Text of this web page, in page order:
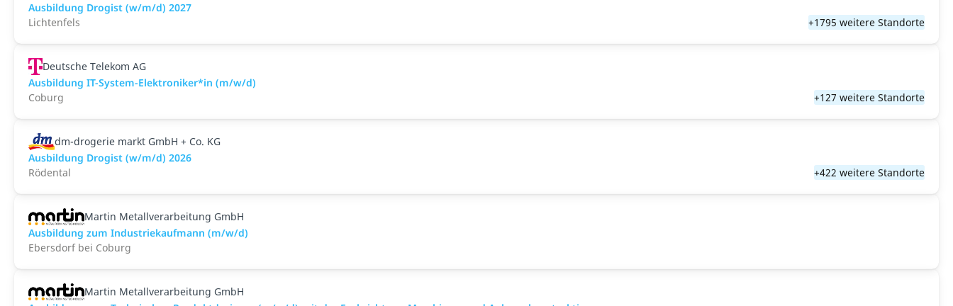
Ausbildung Drogist (w/m/d) 2027
Lichtenfels
+1795 weitere Standorte
Deutsche Telekom AG
Ausbildung IT-System-Elektroniker*in (m/w/d)
Coburg
+127 weitere Standorte
dm-drogerie markt GmbH + Co. KG
Ausbildung Drogist (w/m/d) 2026
Rödental
+422 weitere Standorte
Martin Metallverarbeitung GmbH
Ausbildung zum Industriekaufmann (m/w/d)
Ebersdorf bei Coburg
Martin Metallverarbeitung GmbH